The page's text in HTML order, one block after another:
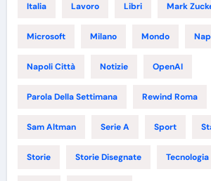
Italia Lavoro Libri Mark
Microsoft Milano Mondo
Napoli Città Notizie OpenAI
Parola Della Settimana Rewind Roma
Sam Altman Serie A Sport
Storie Storie Disegnate Tecnologia